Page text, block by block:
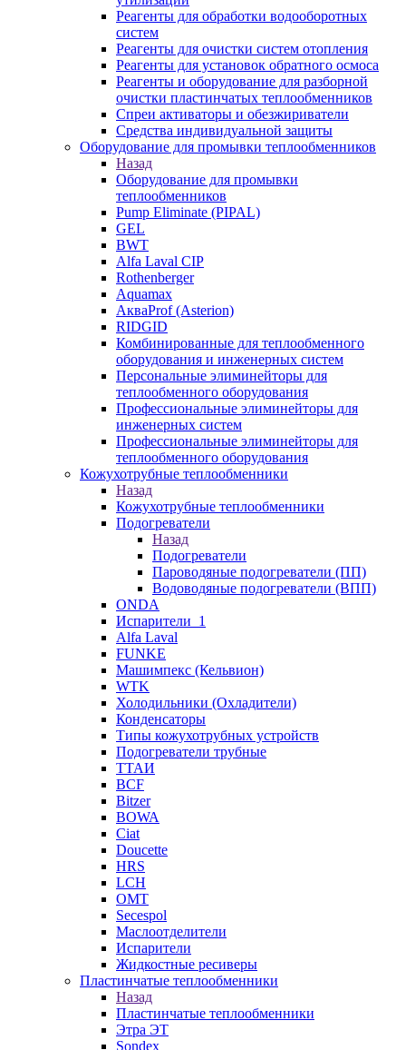
Реагенты для обработки водооборотных
систем
Реагенты для очистки систем отопления
Реагенты для установок обратного осмоса
Реагенты и оборудование для разборной
очистки пластинчатых теплообменников
Спреи активаторы и обезжириватели
Средства индивидуальной защиты
Оборудование для промывки теплообменников
Назад
Оборудование для промывки
теплообменников
Pump Eliminate (PIPAL)
GEL
BWT
Alfa Laval CIP
Rothenberger
Aquamax
АкваProf (Asterion)
RIDGID
Комбинированные для теплообменного
оборудования и инженерных систем
Персональные элиминейторы для
теплообменного оборудования
Профессиональные элиминейторы для
инженерных систем
Профессиональные элиминейторы для
теплообменного оборудования
Кожухотрубные теплообменники
Назад
Кожухотрубные теплообменники
Подогреватели
Назад
Подогреватели
Пароводяные подогреватели (ПП)
Водоводяные подогреватели (ВПП)
ONDA
Испарители_1
Alfa Laval
FUNKE
Машимпекс (Кельвион)
WTK
Холодильники (Охладители)
Конденсаторы
Типы кожухотрубных устройств
Подогреватели трубные
ТТАИ
BCF
Bitzer
BOWA
Ciat
Doucette
HRS
LCH
OMT
Secespol
Маслоотделители
Испарители
Жидкостные ресиверы
Пластинчатые теплообменники
Назад
Пластинчатые теплообменники
Этра ЭТ
Sondex